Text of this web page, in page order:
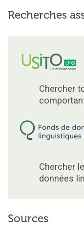
Recherches
Chercher
Chercher
données
Sources